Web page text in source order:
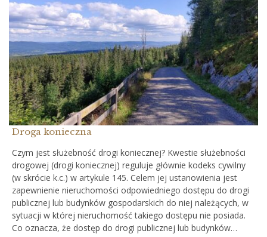
Droga konieczna
Czym jest służebność drogi koniecznej? Kwestie służebności
drogowej (drogi koniecznej) reguluje głównie kodeks cywilny
(w skrócie k.c.) w artykule 145. Celem jej ustanowienia jest
zapewnienie nieruchomości odpowiedniego dostępu do drogi
publicznej lub budynków gospodarskich do niej należących, w
sytuacji w której nieruchomość takiego dostępu nie posiada.
Co oznacza, że dostęp do drogi publicznej lub budynków…